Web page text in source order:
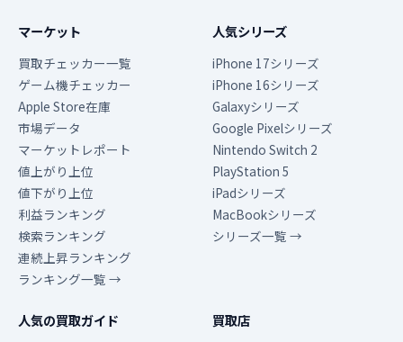
マーケット
買取チェッカー一覧
ゲーム機チェッカー
Apple Store在庫
市場データ
マーケットレポート
値上がり上位
値下がり上位
利益ランキング
検索ランキング
連続上昇ランキング
ランキング一覧 →
人気シリーズ
iPhone 17シリーズ
iPhone 16シリーズ
Galaxyシリーズ
Google Pixelシリーズ
Nintendo Switch 2
PlayStation 5
iPadシリーズ
MacBookシリーズ
シリーズ一覧 →
人気の買取ガイド 買取店